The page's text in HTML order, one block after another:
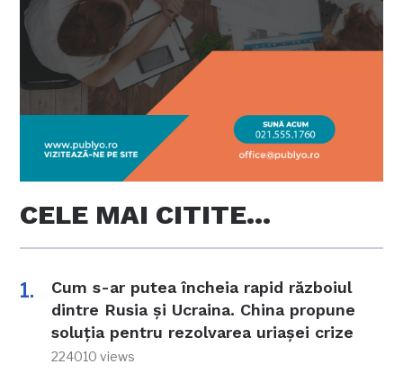
CELE MAI CITITE…
Cum s-ar putea încheia rapid războiul
dintre Rusia și Ucraina. China propune
soluția pentru rezolvarea uriașei crize
224010 views